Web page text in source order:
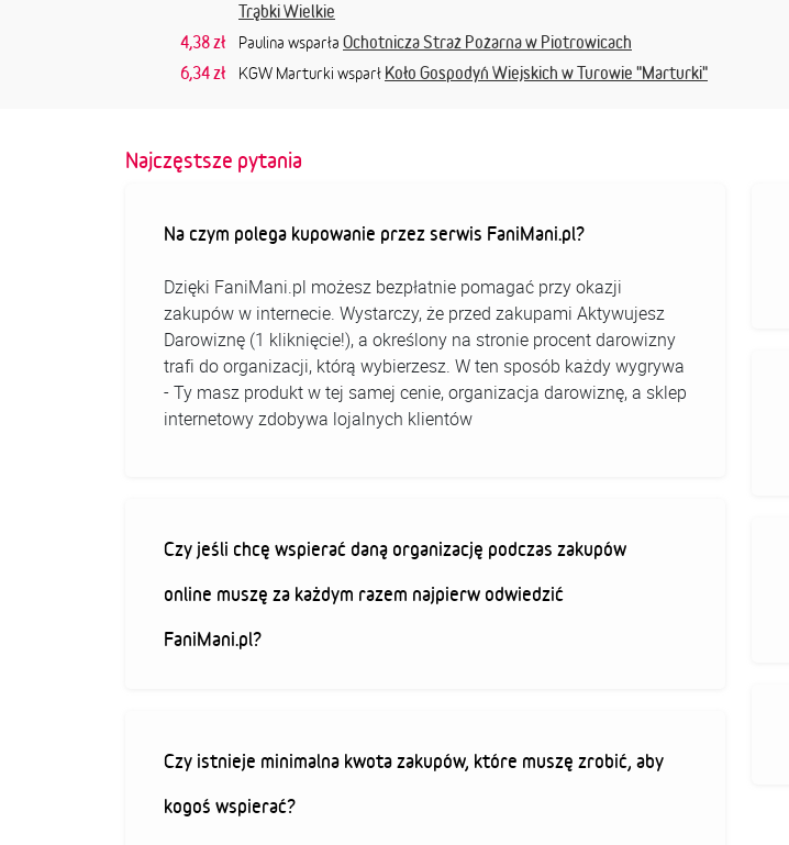
Trąbki Wielkie
4,38 zł
Paulina wsparła Ochotnicza Straż Pożarna w Piotrowicach
6,34 zł
KGW Marturki wsparł Koło Gospodyń Wiejskich w Turowie "Marturki"
Najczęstsze pytania
Na czym polega kupowanie przez serwis FaniMani.pl?
Dzięki FaniMani.pl możesz bezpłatnie pomagać przy okazji
zakupów w internecie. Wystarczy, że przed zakupami Aktywujesz
Darowiznę (1 kliknięcie!), a określony na stronie procent darowizny
trafi do organizacji, którą wybierzesz. W ten sposób każdy wygrywa
- Ty masz produkt w tej samej cenie, organizacja darowiznę, a sklep
internetowy zdobywa lojalnych klientów
Czy jeśli chcę wspierać daną organizację podczas zakupów
online muszę za każdym razem najpierw odwiedzić
FaniMani.pl?
Czy istnieje minimalna kwota zakupów, które muszę zrobić, aby
kogoś wspierać?